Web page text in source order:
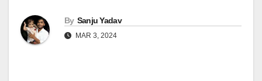
By Sanju Yadav
MAR 3, 2024